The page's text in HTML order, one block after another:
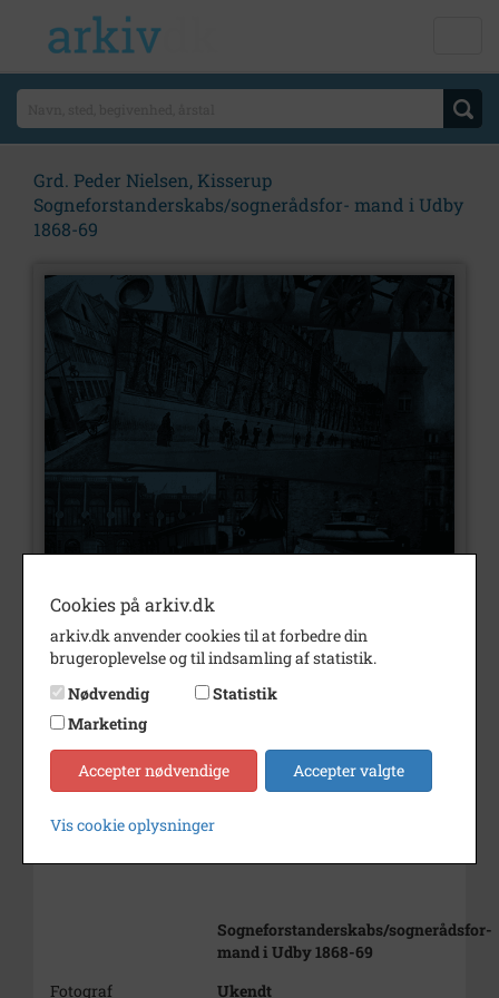
Grd. Peder Nielsen, Kisserup
Sogneforstanderskabs/sognerådsfor- mand i Udby
1868-69
Type
Billeder
Beskrivelse
Sogneforstanderskabs/sognerådsfor-
mand i Udby 1868-69
Fotograf
Ukendt
Cookies på arkiv.dk
arkiv.dk anvender cookies til at forbedre din
brugeroplevelse og til indsamling af statistik.
Nødvendig
Statistik
Marketing
Accepter nødvendige Accepter valgte
Vis cookie oplysninger